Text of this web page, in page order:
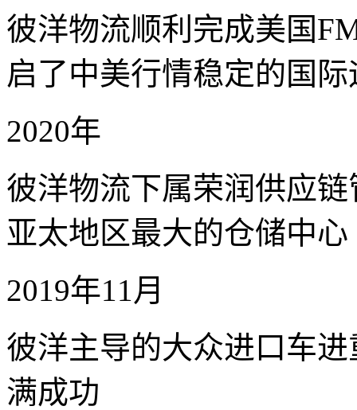
彼洋物流顺利完成美国
启了中美行情稳定的国
2020年
彼洋物流下属荣润供应
亚太地区最大的仓储中心
2019年11月
彼洋主导的大众进口车
满成功